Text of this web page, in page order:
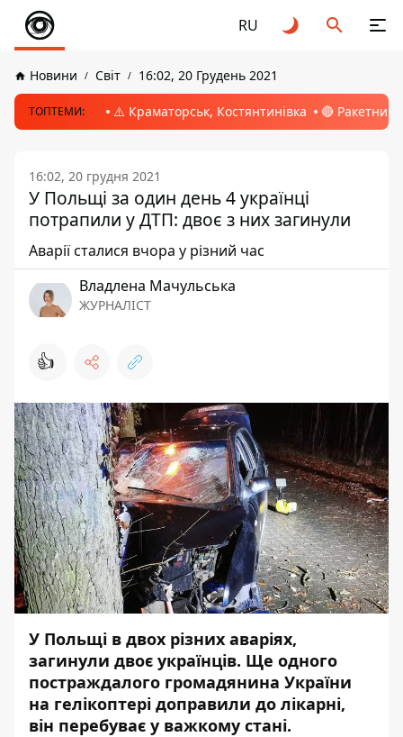
RU
Новини Світ 16:02, 20 Грудень 2021
ТОПТЕМИ: ⚠️ Краматорськ, Костянтинівка 🔴 Ракетний
16:02, 20 грудня 2021
У Польщі за один день 4 українці
потрапили у ДТП: двоє з них загинули
Аварії сталися вчора у різний час
Владлена Мачульська
ЖУРНАЛІСТ
👍
У Польщі в двох різних аваріях,
загинули двоє українців. Ще одного
постраждалого громадянина України
на гелікоптері доправили до лікарні,
він перебуває у важкому стані.